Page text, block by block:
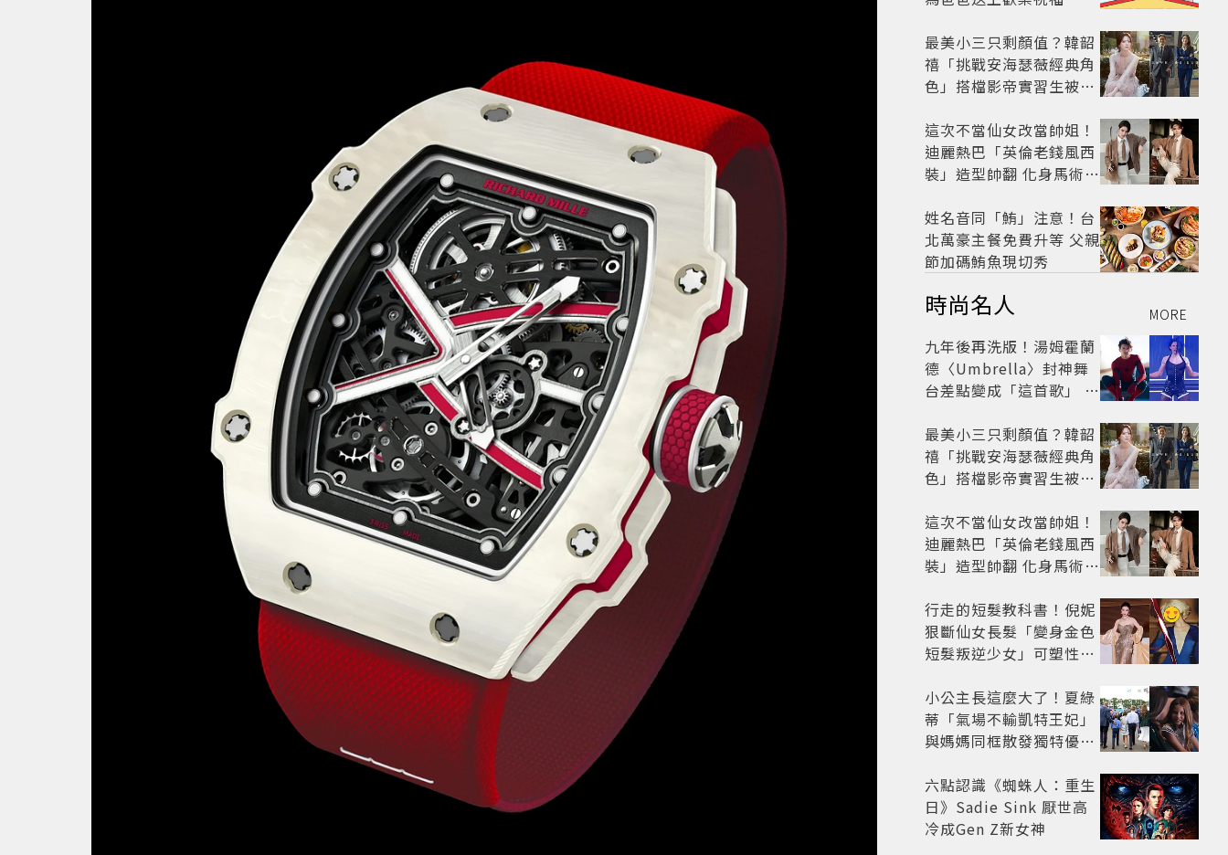
最美小三只剩顏值？韓韶
禧「挑戰安海瑟薇經典角
色」搭檔影帝實習生被
這次不當仙女改當帥姐！
迪麗熱巴「英倫老錢風西
裝」造型帥翻 化身馬術師
姓名音同「鮪」注意！台
北萬豪主餐免費升等 父親
節加碼鮪魚現切秀
時尚名人 MORE
九年後再洗版！湯姆霍蘭
德〈Umbrella〉封神舞
台差點變成「這首歌」 造
開
最美小三只剩顏值？韓韶
禧「挑戰安海瑟薇經典角
色」搭檔影帝實習生被
這次不當仙女改當帥姐！
迪麗熱巴「英倫老錢風西
裝」造型帥翻 化身馬術師
行走的短髮教科書！倪妮
狠斷仙女長髮「變身金色
短髮叛逆少女」可塑性超
小公主長這麼大了！夏綠
蒂「氣場不輸凱特王妃」
與媽媽同框散發獨特優雅
六點認識《蜘蛛人：重生
日》Sadie Sink 厭世高
冷成Gen Z新女神